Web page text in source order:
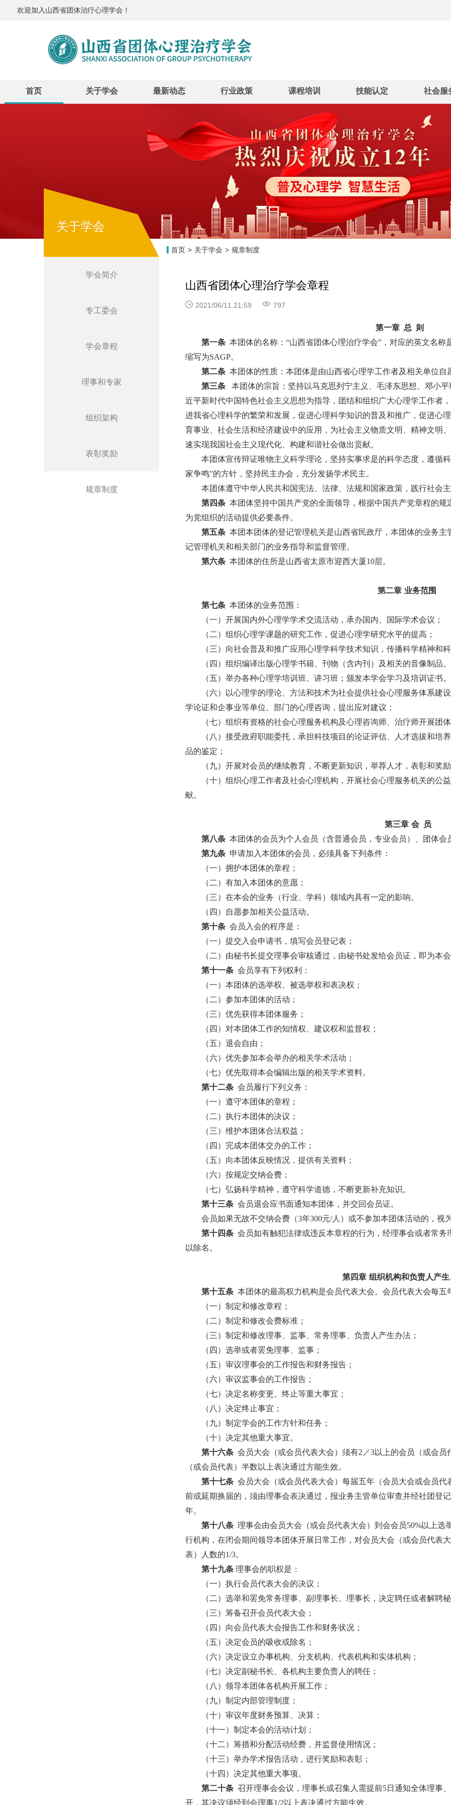
欢迎加入山西省团体治疗心理学会！
首页 关于学会 最新动态 行业政策 课程培训 技能认定 社会服
关于学会
学会简介
专工委会
学会章程
理事和专家
组织架构
表彰奖励
规章制度
首页 > 关于学会 > 规章制度
山西省团体心理治疗学会章程
2021/06/11 21:59 797
第一章 总 则
第一条 本团体的名称：“山西省团体心理治疗学会”，对应的英文名称
缩写为SAGP。
第二条 本团体的性质：本团体是由山西省心理学工作者及相关单位
第三条
本团体的宗旨：坚持以马克思列宁主义、毛泽东思想、邓小平
近平新时代中国特色社会主义思想为指导，团结和组织广大心理学工作者
进我省心理科学的繁荣和发展，促进心理科学知识的普及和推广，促进心
育事业、社会生活和经济建设中的应用，为社会主义物质文明、精神文明
速实现我国社会主义现代化、构建和谐社会做出贡献。
本团体宣传辩证唯物主义科学理论，坚持实事求是的科学态度，遵循
家争鸣”的方针，坚持民主办会，充分发扬学术民主。
本团体遵守中华人民共和国宪法、法律、法规和国家政策，践行社会
第四条 本团体坚持中国共产党的全面领导，根据中国共产党章程的
为党组织的活动提供必要条件。
第五条 本团本团体的登记管理机关是山西省民政厅，本团体的业务
记管理机关和相关部门的业务指导和监督管理。
第六条 本团体的住所是山西省太原市迎西大厦10层。
第二章 业务范围
第七条 本团体的业务范围：
（一）开展国内外心理学学术交流活动，承办国内、国际学术会议；
（二）组织心理学课题的研究工作，促进心理学研究水平的提高；
（三）向社会普及和推广应用心理学科学技术知识，传播科学精神和
（四）组织编译出版心理学书籍、刊物（含内刊）及相关的音像制品。
（五）举办各种心理学培训班、讲习班；颁发本学会学习及培训证书。
（六）以心理学的理论、方法和技术为社会提供社会心理服务体系建
学论证和企事业等单位、部门的心理咨询，提出应对建议；
（七）组织有资格的社会心理服务机构及心理咨询师、治疗师开展团
（八）接受政府职能委托，承担科技项目的论证评估、人才选拔和培
品的鉴定；
（九）开展对会员的继续教育，不断更新知识，举荐人才，表彰和奖
（十）组织心理工作者及社会心理机构，开展社会心理服务机关的公
献。
第三章 会员
第八条 本团体的会员为个人会员（含普通会员，专业会员）、团体
第九条 申请加入本团体的会员，必须具备下列条件：
（一）拥护本团体的章程；
（二）有加入本团体的意愿；
（三）在本会的业务（行业、学科）领域内具有一定的影响。
（四）自愿参加相关公益活动。
第十条 会员入会的程序是：
（一）提交入会申请书，填写会员登记表；
（二）由秘书长提交理事会审核通过，由秘书处发给会员证，即为本
第十一条 会员享有下列权利：
（一）本团体的选举权、被选举权和表决权；
（二）参加本团体的活动；
（三）优先获得本团体服务；
（四）对本团体工作的知情权、建议权和监督权；
（五）退会自由；
（六）优先参加本会举办的相关学术活动；
（七）优先取得本会编辑出版的相关学术资料。
第十二条 会员履行下列义务：
（一）遵守本团体的章程；
（二）执行本团体的决议；
（三）维护本团体合法权益；
（四）完成本团体交办的工作；
（五）向本团体反映情况，提供有关资料；
（六）按规定交纳会费；
（七）弘扬科学精神，遵守科学道德，不断更新补充知识。
第十三条 会员退会应书面通知本团体，并交回会员证。
会员如果无故不交纳会费（3年300元/人）或不参加本团体活动的，视
第十四条 会员如有触犯法律或违反本章程的行为，经理事会或者常
以除名。
第四章 组织机构和负责人产
第十五条 本团体的最高权力机构是会员代表大会。会员代表大会每五
（一）制定和修改章程；
（二）制定和修改会费标准；
（三）制定和修改理事、监事、常务理事、负责人产生办法；
（四）选举或者罢免理事、监事；
（五）审议理事会的工作报告和财务报告；
（六）审议监事会的工作报告；
（七）决定名称变更、终止等重大事宜；
（八）决定终止事宜；
（九）制定学会的工作方针和任务；
（十）决定其他重大事宜。
第十六条 会员大会（或会员代表大会）须有2／3以上的会员 （或会
（或会员代表）半数以上表决通过方能生效。
第十七条 会员大会（或会员代表大会）每届五年（会员大会或会员代
前或延期换届的，须由理事会表决通过，报业务主管单位审查并经社团登
年。
第十八条 理事会由会员大会（或会员代表大会）到会会员50%以上选
行机构，在闭会期间领导本团体开展日常工作，对会员大会（或会员代表
表）人数的1/3。
第十九条 理事会的职权是：
（一）执行会员代表大会的决议；
（二）选举和罢免常务理事、副理事长、理事长，决定聘任或者解聘
（三）筹备召开会员代表大会；
（四）向会员代表大会报告工作和财务状况；
（五）决定会员的吸收或除名；
（六）决定设立办事机构、分支机构、代表机构和实体机构；
（七）决定副秘书长、各机构主要负责人的聘任；
（八）领导本团体各机构开展工作；
（九）制定内部管理制度；
（十）审议年度财务预算、决算；
（十一）制定本会的活动计划；
（十二）筹措和分配活动经费，并监督使用情况；
（十三）举办学术报告活动，进行奖励和表彰；
（十四）决定其他重大事项。
第二十条 召开理事会会议，理事长或召集人需提前5日通知全体理事
开，其决议须经到会理事1/2以上表决通过方能生效。